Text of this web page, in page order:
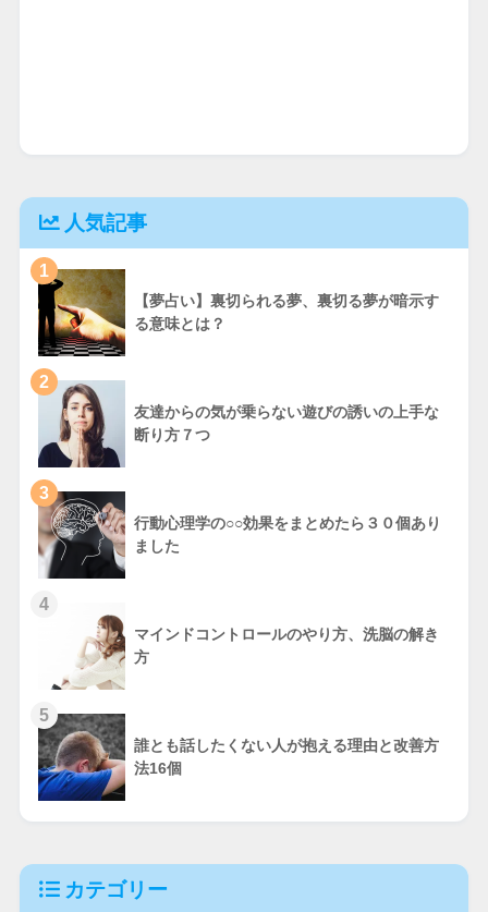
人気記事
1
【夢占い】裏切られる夢、裏切る夢が暗示す
る意味とは？
2
友達からの気が乗らない遊びの誘いの上手な
断り方７つ
3
行動心理学の○○効果をまとめたら３０個あり
ました
4
マインドコントロールのやり方、洗脳の解き
方
5
誰とも話したくない人が抱える理由と改善方
法16個
カテゴリー